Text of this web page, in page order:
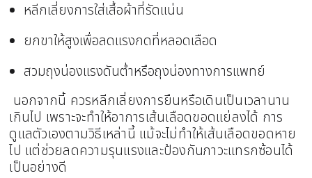
หลีกเลี่ยงการใส่เสื้อผ้าที่รัดแน่น
ยกขาให้สูงเพื่อลดแรงกดที่หลอดเลือด
สวมถุงน่องแรงดันต่ำหรือถุงน่องทางการแพทย์
นอกจากนี้ ควรหลีกเลี่ยงการยืนหรือเดินเป็นเวลานาน
เกินไป เพราะจะทำให้อาการเส้นเลือดขอดแย่ลงได้ การ
ดูแลตัวเองตามวิธีเหล่านี้ แม้จะไม่ทำให้เส้นเลือดขอดหาย
ไป แต่ช่วยลดความรุนแรงและป้องกันภาวะแทรกซ้อนได้
เป็นอย่างดี